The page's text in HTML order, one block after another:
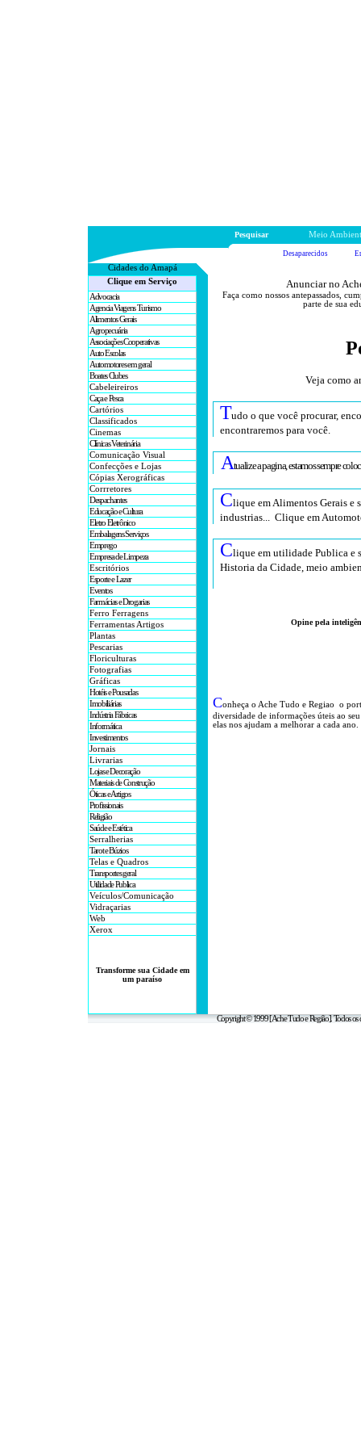
Pesquisar Meio
Desaparecidos
Cidades do Amapá
Clique em Serviço
Advocacia
Agencia Viagens Turismo
Alimentos Gerais
Agropecuária
Associações Cooperativas
Auto Escolas
Automotores em geral
Boates Clubes
Cabeleireiros
Caça e Pesca
Cartórios
Classificados
Cinemas
Clínicas Veterinária
Comunicação Visual
Confecções e Lojas
Cópias Xerográficas
Corrretores
Despachantes
Educação e Cultura
Eletro Eletrônico
Embalagens Serviços
Emprego
Empresa de Limpeza
Escritórios
Esporte e Lazer
Eventos
Farmácias e Drogarias
Ferro Ferragens
Ferramentas Artigos
Plantas
Pescarias
Floriculturas
Fotografias
Gráficas
Hotéis e Pousadas
Imobiliárias
Indústria Fábricas
Informática
Investimentos
Jornais
Livrarias
Lojas e Decoração
Materiais de Construção
Óticas e Artigos
Profissionais
Religião
Saúde e Estética
Serralherias
Tarot e Búzios
Telas e Quadros
Transportes geral
Utilidade Publica
Veículos/Comunicação
Vidraçarias
Web
Xerox
Transforme sua Cidade em
um paraíso
Anunciar no
Faça como nossos antepassados,
parte de sua
Veja como
Tudo o que você procurar,
encontraremos para você.
Atualize a pagina, estamos sempre
Clique em Alimentos Gerais e
industrias... Clique em
Clique em utilidade Publica e
Historia da Cidade, meio
Opine pela
Conheça o Ache Tudo e Regiao o
diversidade de informações úteis ao
elas nos ajudam a melhorar a cada ano.
Copyright © 1999 [Ache Tudo e Região]. Todos os